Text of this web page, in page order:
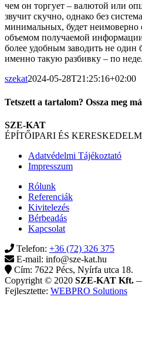
чем он торгует – валютой или
звучит скучно, однако без
минимальных, будет неимоверно
объемом получаемой
более удобным заводить не один
именно такую разбивку – по
szekat2024-05-28T21:25:16+02:00
Tetszett a tartalom? Ossza meg
Facebook
Twitter
LinkedIn
Whatsapp
Email
SZE-KAT
ÉPÍTŐIPARI ÉS
Adatvédelmi Tájékoztató
Impresszum
Rólunk
Referenciák
Kivitelezés
Bérbeadás
Kapcsolat
Telefon: +36 (72) 326 375
E-mail: info@sze-kat.hu
Cím: 7622 Pécs, Nyírfa utca 18.
Copyright © 2020 SZE-KAT Kft.
Fejlesztette: WEBPRO Solutions